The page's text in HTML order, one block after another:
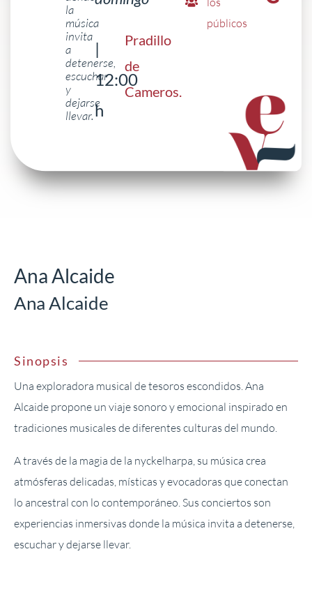
la
música
invita
a
detenerse,
escuchar
y
dejarse
llevar.
|
12:00
h
Pradillo
de
Cameros.
públicos
Ana Alcaide
Ana Alcaide
Sinopsis
Una exploradora musical de tesoros escondidos. Ana
Alcaide propone un viaje sonoro y emocional inspirado en
tradiciones musicales de diferentes culturas del mundo.
A través de la magia de la nyckelharpa, su música crea
atmósferas delicadas, místicas y evocadoras que conectan
lo ancestral con lo contemporáneo. Sus conciertos son
experiencias inmersivas donde la música invita a detenerse,
escuchar y dejarse llevar.